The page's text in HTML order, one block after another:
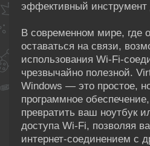
эффективный инструмент
В современном мире, где
оставаться на связи,
использования Wi-Fi-
чрезвычайно полезной.
Windows — это простое,
программное
превратить ваш ноутбук
доступа Wi-Fi, позволяя
интернет-соединением с